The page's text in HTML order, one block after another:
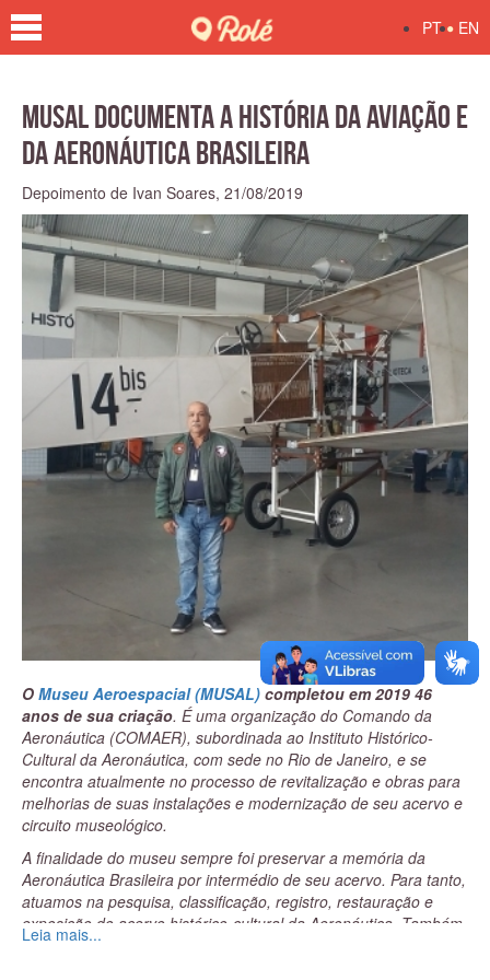
PT • EN
Musal documenta a história da aviação e
da Aeronáutica Brasileira
Depoimento de Ivan Soares, 21/08/2019
O Museu Aeroespacial (MUSAL) completou em 2019 46
anos de sua criação. É uma organização do Comando da
Aeronáutica (COMAER), subordinada ao Instituto Histórico-
Cultural da Aeronáutica, com sede no Rio de Janeiro, e se
encontra atualmente no processo de revitalização e obras para
melhorias de suas instalações e modernização de seu acervo e
circuito museológico.
A finalidade do museu sempre foi preservar a memória da
Aeronáutica Brasileira por intermédio de seu acervo. Para tanto,
atuamos na pesquisa, classificação, registro, restauração e
exposição do acervo histórico-cultural da Aeronáutica. Também
publicamos e atualizamos o catálogo do acervo do Musal, bem
Leia mais...